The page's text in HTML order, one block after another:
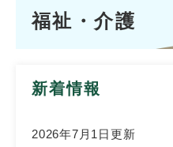
福祉・介護
新着情報
2026年7月1日更新